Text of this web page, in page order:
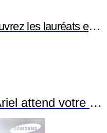
lauréats et leurs projets
votre appel !